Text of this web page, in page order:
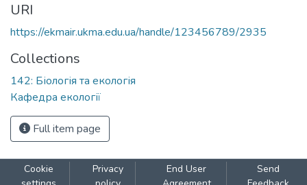
URI
https://ekmair.ukma.edu.ua/handle/123456789/2935
Collections
142: Біологія та екологія
Кафедра екології
Full item page
Cookie
Privacy
End User
Send